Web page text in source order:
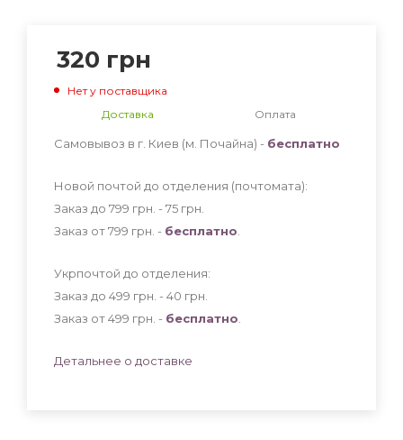
320 грн
Нет у поставщика
Доставка
Оплата
Самовывоз в г. Киев (м. Почайна) - бесплатно
Новой почтой до отделения (почтомата):
Заказ до 799 грн. - 75 грн
Заказ от 799 грн. - бесплатно
Укрпочтой до отделения:
Заказ до 499 грн. - 40 грн
Заказ от 499 грн. - бесплатно
Детальнее о доставке